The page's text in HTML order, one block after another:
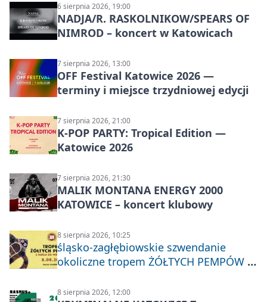
6 sierpnia 2026, 19:00
NADJA/R. RASKOLNIKOW/SPEARS OF
NIMROD – koncert w Katowicach
7 sierpnia 2026, 13:00
OFF Festival Katowice 2026 —
terminy i miejsce trzydniowej edycji
7 sierpnia 2026, 21:00
K-POP PARTY: Tropical Edition —
Katowice 2026
7 sierpnia 2026, 21:30
MALIK MONTANA ENERGY 2000
KATOWICE – koncert klubowy
8 sierpnia 2026, 10:25
śląsko-zagłębiowskie szwendanie
okoliczne tropem ŻÓŁTYCH PEMPÓW z
8 sierpnia 2026, 12:00